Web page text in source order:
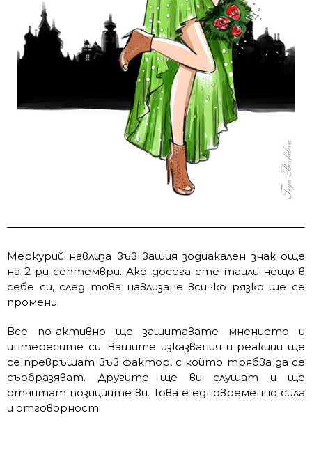
Меркурий навлиза във вашия зодиакален знак още
на 2-ри септември. Ако досега сте таили нещо в
себе си, след това навлизане всичко рязко ще се
промени.
Все по-активно ще защитавате мнението и
интересите си. Вашите изказвания и реакции ще
се превръщат във фактор, с който трябва да се
съобразяват. Другите ще ви слушат и ще
отчитат позициите ви. Това е едновременно сила
и отговорност.